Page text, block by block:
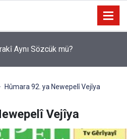
Aynı Sözcük mü?
Hûmara 92. ya Newepelî Vejîya
Vejîya